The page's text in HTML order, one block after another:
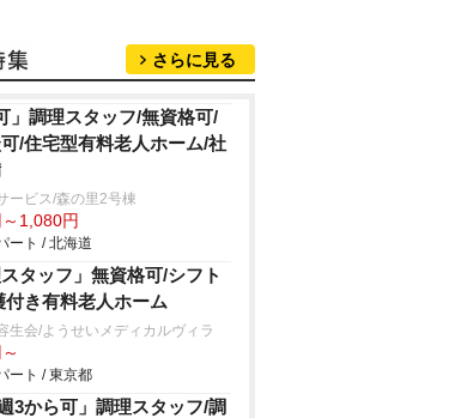
さらに見る
」調理スタッフ/無資格可/
/住宅型有料老人ホーム/社
ービス/森の里2号棟
1,080円
ート / 北海道
スタッフ」無資格可/シフト
付き有料老人ホーム
生会/ようせいメディカルヴィラ
ート / 東京都
週3から可」調理スタッフ/調